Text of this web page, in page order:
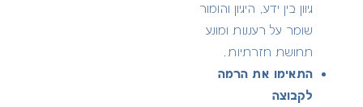
גיוון בין ידע, היגיון והומור
שומר על רעננות ומונע
תחושת חזרתיות.
התאימו את הרמה
לקבוצה